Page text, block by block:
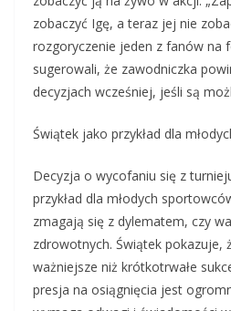
zobaczyć Igę, a teraz jej nie
rozgoryczenie jeden z fanów na
sugerowali, że zawodniczka
decyzjach wcześniej, jeśli są
Świątek jako przykład dla
Decyzja o wycofaniu się z
przykład dla młodych
zmagają się z dylematem, czy
zdrowotnych. Świątek pokazuje,
ważniejsze niż krótkotrwałe
presja na osiągnięcia jest